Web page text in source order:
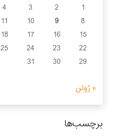
1
2
3
4
8
9
10
11
15
16
17
18
22
23
24
25
29
30
31
« ژوئن
برچسب‌ها